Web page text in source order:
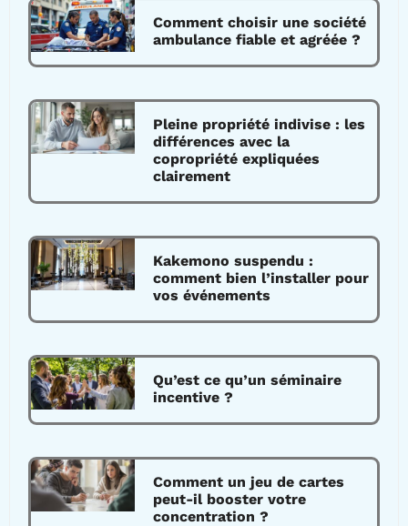
Comment choisir une société
ambulance fiable et agréée ?
Pleine propriété indivise : les
différences avec la
copropriété expliquées
clairement
Kakemono suspendu :
comment bien l’installer pour
vos événements
Qu’est ce qu’un séminaire
incentive ?
Comment un jeu de cartes
peut-il booster votre
concentration ?